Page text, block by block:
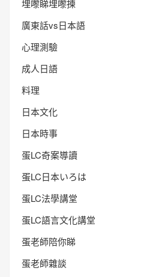
埋嚟睇埋嚟揀
廣東話vs日本語
心理測驗
成人日語
料理
日本文化
日本時事
蛋LC奇案導讀
蛋LC日本いろは
蛋LC法學講堂
蛋LC語言文化講堂
蛋老師陪你睇
蛋老師雜談